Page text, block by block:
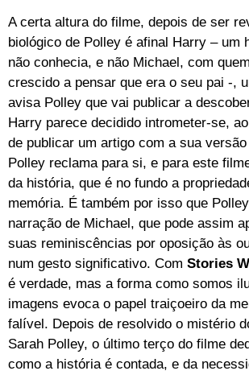
A certa altura do filme, depois de ser
biológico de Polley é afinal Harry – um
não conhecia, e não Michael, com
crescido a pensar que era o seu pai -,
avisa Polley que vai publicar a
Harry parece decidido intrometer-se,
de publicar um artigo com a sua
Polley reclama para si, e para este
da história, que é no fundo a
memória. É também por isso que
narração de Michael, que pode assim
suas reminiscências por oposição às
num gesto significativo. Com Stories
é verdade, mas a forma como somos
imagens evoca o papel traiçoeiro da
falível. Depois de resolvido o mistério
Sarah Polley, o último terço do filme
como a história é contada, e da